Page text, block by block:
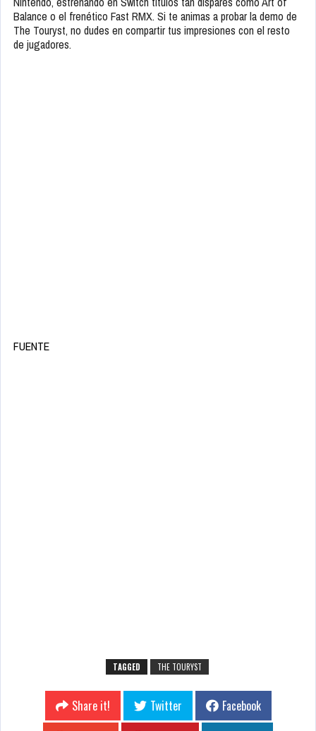
Balance o el frenético Fast RMX. Si te animas a probar la demo de
The Touryst, no dudes en compartir tus impresiones con el resto
de jugadores.
FUENTE
TAGGED THE TOURYST
Share it! Twitter
Facebook